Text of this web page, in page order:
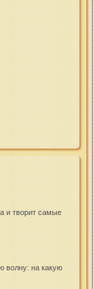
и творит самые
волну: на какую